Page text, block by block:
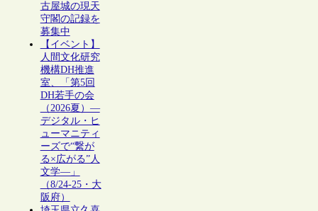
古屋城の現天
守閣の記録を
募集中
【イベント】
人間文化研究
機構DH推進
室、「第5回
DH若手の会
（2026夏）―
デジタル・ヒ
ューマニティ
ーズで“繋が
る×広がる”人
文学―」
（8/24-25・大
阪府）